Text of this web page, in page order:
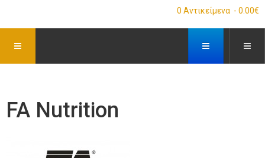
0 Αντικείμενα - 0.00€
FA Nutrition